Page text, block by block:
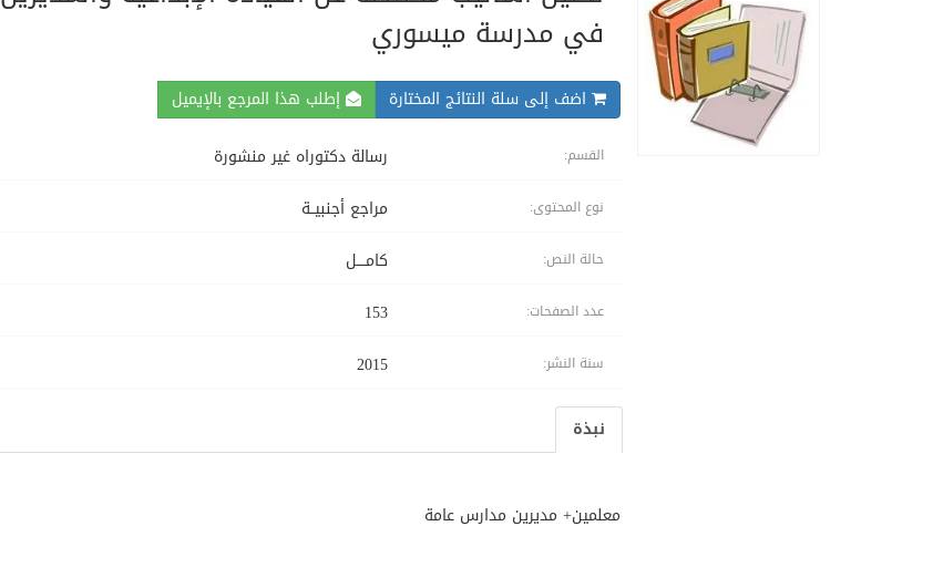
في مدرسة ميسوري
اضف إلى سلة النتائج المختارة إطلب هذا المرجع بالإيميل
القسم: رسالة دكتوراه غير منشورة
نوع المحتوى: مراجع أجنبيــة
حالة النص: كامــــل
عدد الصفحات: 153
سنة النشر: 2015
نبذة
معلمين+ مديرين مدارس عامة